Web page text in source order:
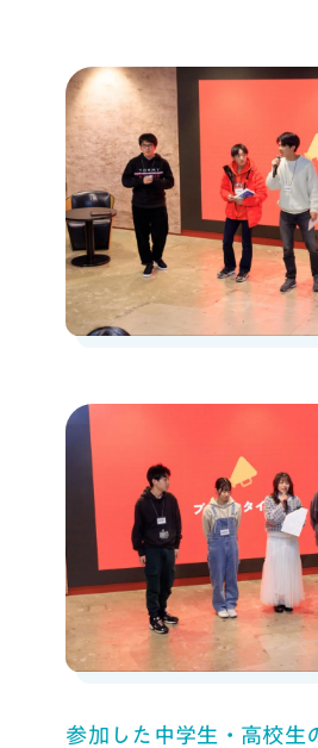
参加した中学生・高校生